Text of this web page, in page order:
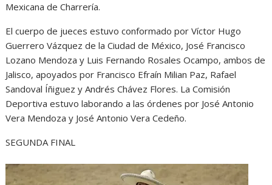
Mexicana de Charrería.
El cuerpo de jueces estuvo conformado por Víctor Hugo
Guerrero Vázquez de la Ciudad de México, José Francisco
Lozano Mendoza y Luis Fernando Rosales Ocampo, ambos de
Jalisco, apoyados por Francisco Efraín Milian Paz, Rafael
Sandoval Íñiguez y Andrés Chávez Flores. La Comisión
Deportiva estuvo laborando a las órdenes por José Antonio
Vera Mendoza y José Antonio Vera Cedeño.
SEGUNDA FINAL